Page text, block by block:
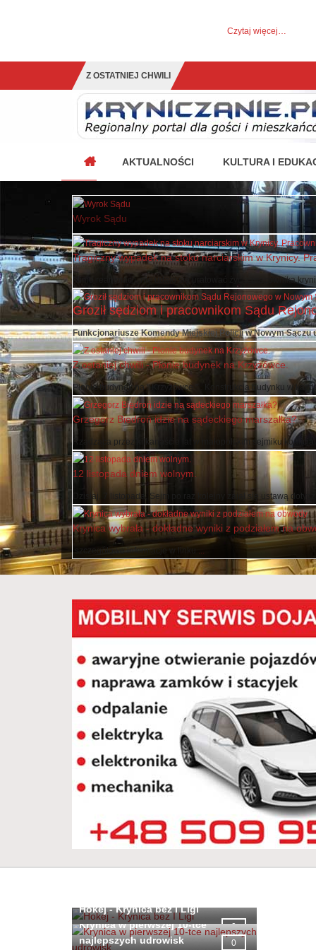
Czytaj więcej…
Z OSTATNIEJ CHWILI
AKTUALNOŚCI KULTURA I
Wyrok Sądu
Tragiczny wypadek na stoku narciarskim w Krynicy.
Mimo reanimacji, nie udało się uratować życia pracownika
Groził sędziom i pracownikom Sądu
Funkcjonariusze Komendy Miejskiej Policji w Nowym Sączu
Z ostaniej chwili - Płonie budynek na Krzyżówce.
Płonie budynek na " Krzyżówce " . Konstrukcja budynku w
Grzegorz Biedroń idzie na sądeckiego marszałka?
Rządząca przez kilkanaście lat w małopolskim sejmiku koalicja
12 listopada dniem wolnym.
Dzisiaj, 7 listopada, Sejm po raz kolejny zajął się ustawą
Krynica wybrała - dokładne wyniki z podziałem na
szczegółowe informacje w linku
0
Hokej - Krynica bez I Ligi
0
Krynica w pierwszej 10-tce
najlepszych udrowisk